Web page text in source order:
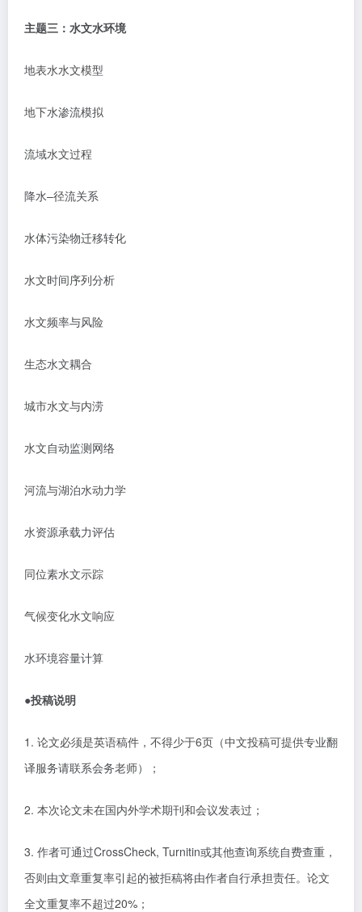
主题三：水文水环境
地表水水文模型
地下水渗流模拟
流域水文过程
降水–径流关系
水体污染物迁移转化
水文时间序列分析
水文频率与风险
生态水文耦合
城市水文与内涝
水文自动监测网络
河流与湖泊水动力学
水资源承载力评估
同位素水文示踪
气候变化水文响应
水环境容量计算
●投稿说明
1. 论文必须是英语稿件，不得少于6页（中文投稿可提供专业翻
译服务请联系会务老师）；
2. 本次论文未在国内外学术期刊和会议发表过；
3. 作者可通过CrossCheck, Turnitin或其他查询系统自费查重，
否则由文章重复率引起的被拒稿将由作者自行承担责任。论文
全文重复率不超过20% ；